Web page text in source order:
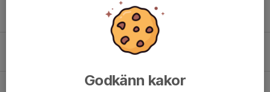
Krönika av Fredrik Kjell
0
Patrik Degerstedt lämnar som tränare i Vita Hästen
Godkänn kakor